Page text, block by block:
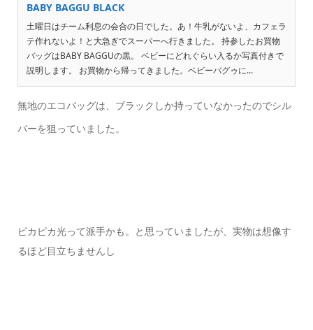
BABY BAGGU BLACK
土曜日はチーム利息の会合の日でした。あ！牛乳がないよ、カフェラ
テ作れないよ！と大急ぎでスーパーへ行きました。 持参したお買物
バッグはBABY BAGGUの黒。 ベビーにどれぐらい入るか写真付きで
説明します。 お買物から帰ってきました。ベビーバグゥに...
無地のエコバッグは、ブラックしか持っていなかったのでシル
バーを狙っていました。
ピカピカ光って派手かも。と思っていましたが、実物は想像す
るほど目立ちませんし